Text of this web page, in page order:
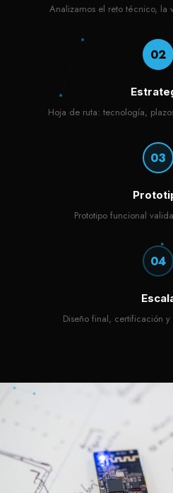
Analizamos el reto técnico, la
02
Hoja de ruta: tecnología,
03
Prototipo funcional
04
Diseño final, certificación